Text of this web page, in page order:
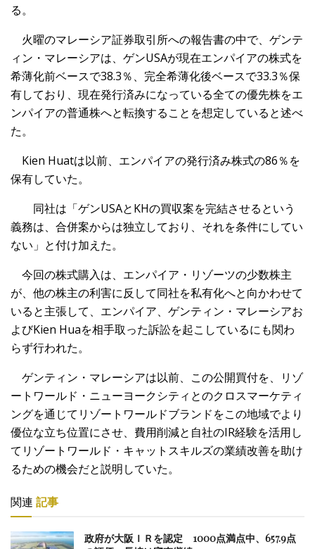
る。
火曜のマレーシア証券取引所への報告書の中で、ゲンテ
ィン・マレーシアは、ゲンUSAが現在エンパイアの株式を
希薄化前ベースで38.3％、完全希薄化後ベースで33.3％保
有しており、現在発行済みになっている全ての優先株をエ
ンパイアの普通株へと転換することを想定していると述べ
た。
Kien Huatは以前、エンパイアの発行済み株式の86％を
保有していた。
同社は「ゲンUSAとKHの買収案を完結させるという
義務は、合併案からは独立しており、それを条件にしてい
ない」と付け加えた。
今回の株式購入は、エンパイア・リゾーツの少数株主
が、他の株主の利害に反して同社を私有化へと向かわせて
いると主張して、エンパイア、ゲンティン・マレーシアお
よびKien Huaを相手取った訴訟を起こしているにも関わ
らず行われた。
ゲンティン・マレーシアは以前、この公開買付を、リゾ
ートワールド・ニューヨークシティとのクロスマーケティ
ングを通じてリゾートワールドブランドをこの地域でより
優位な立ち位置にさせ、費用削減と自社のIR経験を活用し
てリゾートワールド・キャットスキルズの業績改善を助け
るための機会だと説明していた。
関連 記事
政府が大阪ＩＲを認定 1000点満点中、657.9点